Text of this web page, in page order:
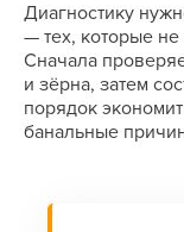
Диагностику
— тех, которые не
Сначала
и зёрна, затем
порядок
банальные